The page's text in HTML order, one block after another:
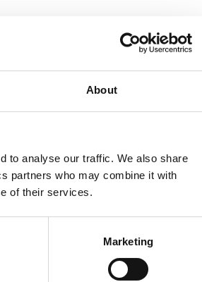
About
to analyse our traffic. We also share
partners who may combine it with
of their services.
Marketing